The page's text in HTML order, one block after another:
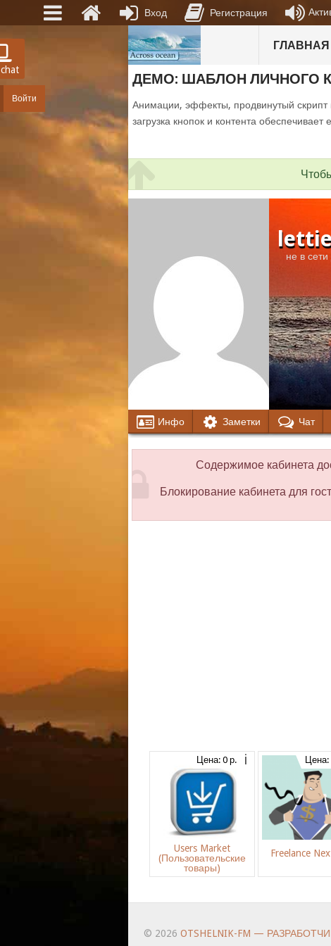
Войти
ГЛАВНАЯ
ДЕМО: ШАБЛОН ЛИЧНОГО
Анимации, эффекты, продвинутый
загрузка кнопок и контента обеспечивает
не в
Инфо Заметки Чат
Содержимое кабинета
Блокирование кабинета для
Цена: 0 р.
Users Market
(Пользовательские
товары)
Цена:
Freelance
© 2026 OTSHELNIK-FM —
Вход Регистрация